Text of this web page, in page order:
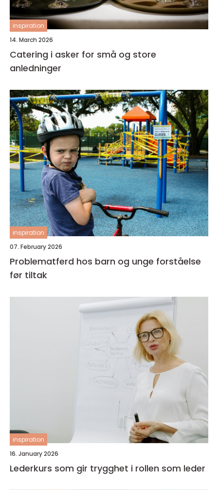
inspiration
14. March 2026
Catering i asker for små og store
anledninger
inspiration
07. February 2026
Problematferd hos barn og unge forståelse
før tiltak
inspiration
16. January 2026
Lederkurs som gir trygghet i rollen som leder